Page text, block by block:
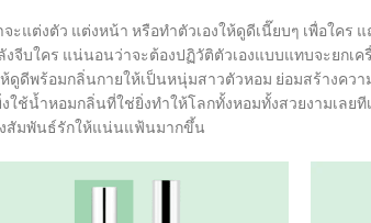
แต่งตัว แต่งหน้า หรือทำตัวเองให้ดูดีเนี๊ยบๆ เพื่อใคร แ
จีบใคร แน่นอนว่าจะต้องปฏิวัติตัวเองแบบแทบจะยกเค
ดูดีพร้อมกลิ่นกายให้เป็นหนุ่มสาวตัวหอม ย่อมสร้างคว
ช้น้ำหอมกลิ่นที่ใช่ยิ่งทำให้โลกทั้งหอมทั้งสวยงามเลย
งสัมพันธ์รักให้แน่นแฟ้นมากขึ้น